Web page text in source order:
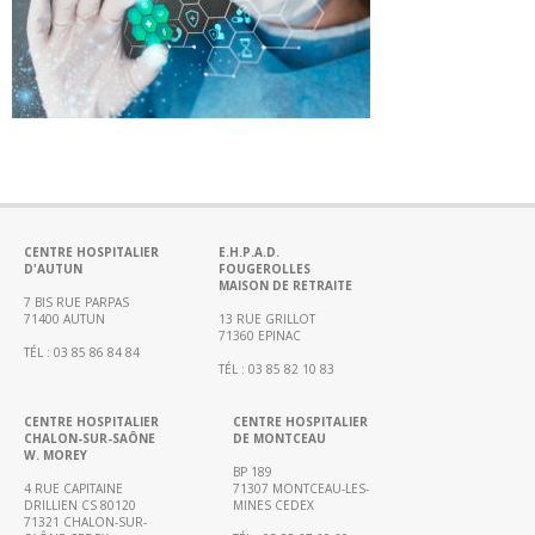
Portail
de
transparence
–
Recherche
Continue
Certification
HAS
Démarche
Les
indicateurs
Gestion
CENTRE HOSPITALIER
D'AUTUN
7 BIS RUE PARPAS
71400 AUTUN
TÉL : 03 85 86 84 84
E.H.P.A.D.
FOUGEROLLES
MAISON DE RETRAITE
13 RUE GRILLOT
71360 EPINAC
TÉL : 03 85 82 10 83
CENTRE HOSPITALIER
CHALON-SUR-SAÔNE
W. MOREY
4 RUE CAPITAINE
DRILLIEN CS 80120
71321 CHALON-SUR-
CENTRE HOSPITALIER
DE MONTCEAU
BP 189
71307 MONTCEAU-LES-
MINES CEDEX